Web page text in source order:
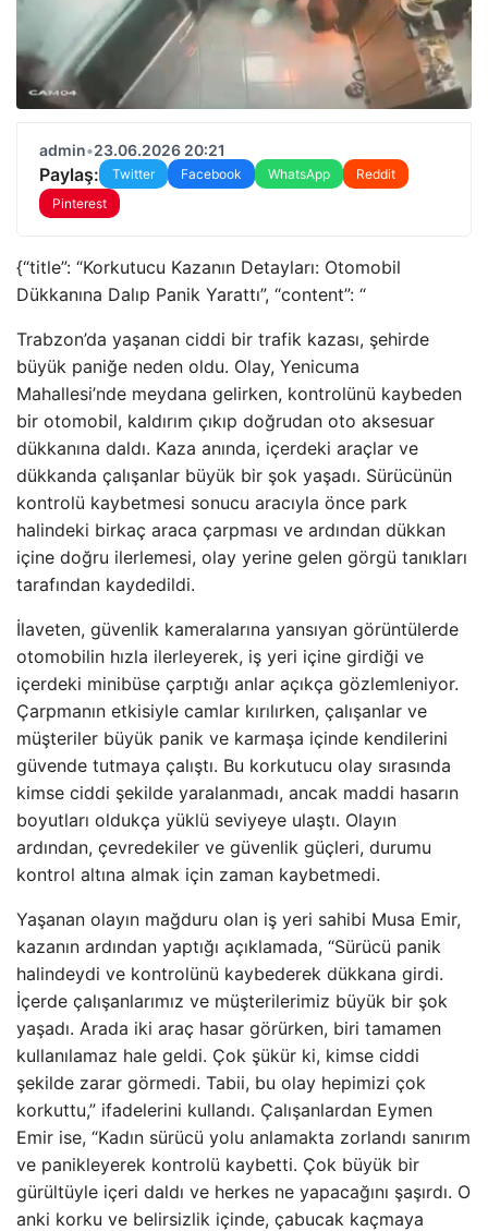
admin•23.06.2026 20:21
Paylaş: Twitter Facebook WhatsApp
Reddit
Pinterest
{“title”: “Korkutucu Kazanın Detayları: Otomobil
Dükkanına Dalıp Panik Yarattı”, “content”: “
Trabzon’da yaşanan ciddi bir trafik kazası, şehirde
büyük paniğe neden oldu. Olay, Yenicuma
Mahallesi’nde meydana gelirken, kontrolünü kaybeden
bir otomobil, kaldırım çıkıp doğrudan oto aksesuar
dükkanına daldı. Kaza anında, içerdeki araçlar ve
dükkanda çalışanlar büyük bir şok yaşadı. Sürücünün
kontrolü kaybetmesi sonucu aracıyla önce park
halindeki birkaç araca çarpması ve ardından dükkan
içine doğru ilerlemesi, olay yerine gelen görgü tanıkları
tarafından kaydedildi.
İlaveten, güvenlik kameralarına yansıyan görüntülerde
otomobilin hızla ilerleyerek, iş yeri içine girdiği ve
içerdeki minibüse çarptığı anlar açıkça gözlemleniyor.
Çarpmanın etkisiyle camlar kırılırken, çalışanlar ve
müşteriler büyük panik ve karmaşa içinde kendilerini
güvende tutmaya çalıştı. Bu korkutucu olay sırasında
kimse ciddi şekilde yaralanmadı, ancak maddi hasarın
boyutları oldukça yüklü seviyeye ulaştı. Olayın
ardından, çevredekiler ve güvenlik güçleri, durumu
kontrol altına almak için zaman kaybetmedi.
Yaşanan olayın mağduru olan iş yeri sahibi Musa Emir,
kazanın ardından yaptığı açıklamada, “Sürücü panik
halindeydi ve kontrolünü kaybederek dükkana girdi.
İçerde çalışanlarımız ve müşterilerimiz büyük bir şok
yaşadı. Arada iki araç hasar görürken, biri tamamen
kullanılamaz hale geldi. Çok şükür ki, kimse ciddi
şekilde zarar görmedi. Tabii, bu olay hepimizi çok
korkuttu,” ifadelerini kullandı. Çalışanlardan Eymen
Emir ise, “Kadın sürücü yolu anlamakta zorlandı sanırım
ve panikleyerek kontrolü kaybetti. Çok büyük bir
gürültüyle içeri daldı ve herkes ne yapacağını şaşırdı. O
anki korku ve belirsizlik içinde, çabucak kaçmaya